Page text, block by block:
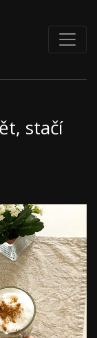
stačí